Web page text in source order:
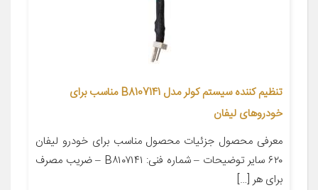
تنظیم کننده سیستم کولر مدل B8107141 مناسب برای
خودروهای لیفان
معرفی محصول جزئیات محصول مناسب برای خودرو لیفان
۶۲۰ سایر توضیحات – شماره فنی: B۸۱۰۷۱۴۱ – ضریب مصرف
برای هر […]